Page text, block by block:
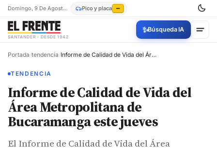
Domingo, 9 De Agosto De 2026 Pico y placa —
SANTANDER · DESDE 1942
✨Búsqueda IA
Portada/tendencia/ Informe de Calidad de Vida del Área Metropolitana de Bucaramanga este jueves
TENDENCIA
Informe de Calidad de Vida del
Área Metropolitana de
Bucaramanga este jueves
El Informe de Calidad de Vida del Área